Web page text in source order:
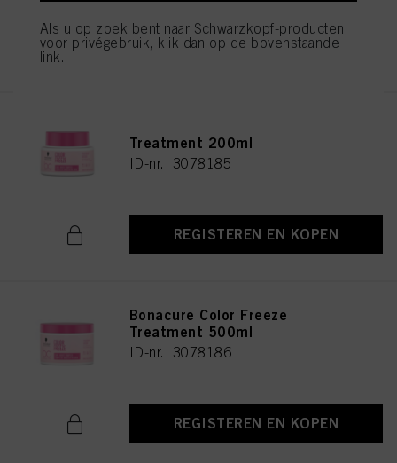
REGISTEREN EN KOPEN
Treatment 200ml
ID-nr. 3078185
REGISTEREN EN KOPEN
Bonacure Color Freeze
Treatment 500ml
ID-nr. 3078186
REGISTEREN EN KOPEN
Als u op zoek bent naar Schwarzkopf-producten
voor privégebruik, klik dan op de bovenstaande
link.